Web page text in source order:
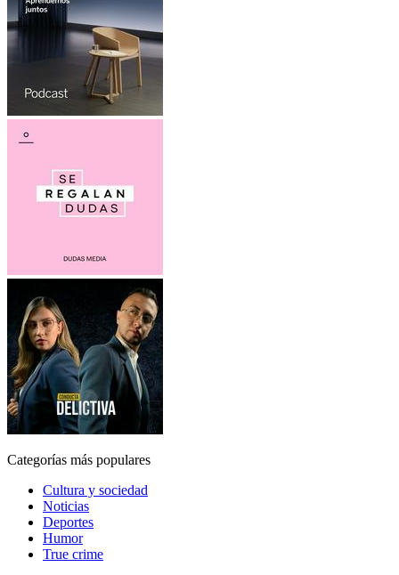
Categorías más populares
Cultura y sociedad
Noticias
Deportes
Humor
True crime